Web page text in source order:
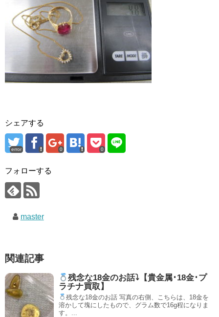
シェアする
error 0 0
フォローする
master
関連記事
残念な18金のお話⤵【貴金属･18金･プ
ラチナ買取】
残念な18金のお話 写真の右側、こちらは、18金を
溶かして塊にしたもので、グラム数で16g程になりま
す。...